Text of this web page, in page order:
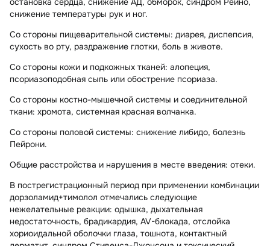
снижение температуры рук и ног.
Со стороны пищеварительной системы: диарея, диспепсия,
сухость во рту, раздражение глотки, боль в животе.
Со стороны кожи и подкожных тканей: алопеция,
псориазоподобная сыпь или обострение псориаза.
Со стороны костно-мышечной системы и соединительной
ткани: хромота, системная красная волчанка.
Со стороны половой системы: снижение либидо, болезнь
Пейрони.
Общие расстройства и нарушения в месте введения: отеки.
В пострегистрационный период при применении комбинации
дорзоламид+тимолол отмечались следующие
нежелательные реакции: одышка, дыхательная
недостаточность, брадикардия, AV-блокада, отслойка
хориоидальной оболочки глаза, тошнота, контактный